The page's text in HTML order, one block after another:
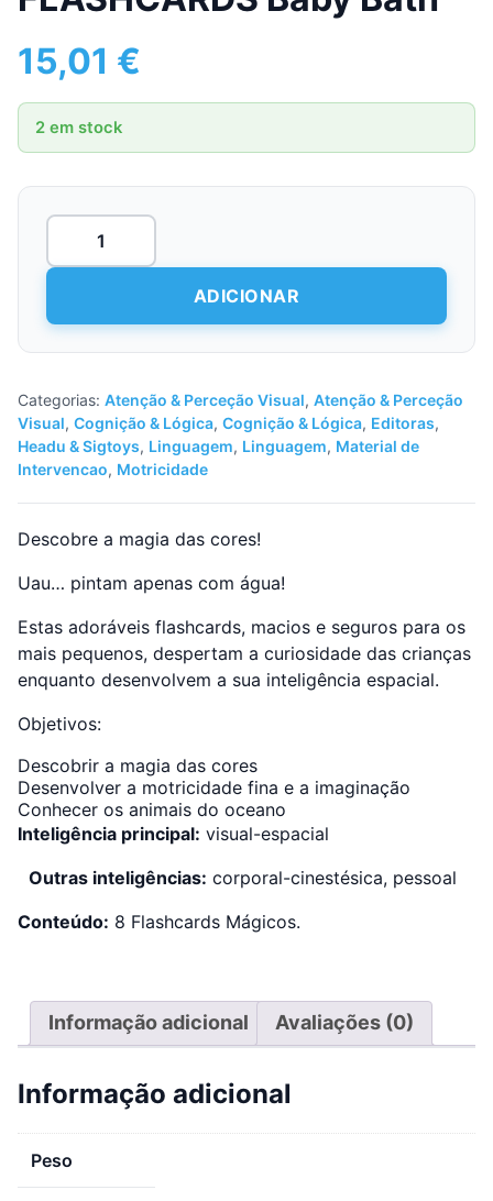
15,01 €
2 em stock
Quantidade
FLASHCARDS
Bath
ADICIONAR
Categorias: Atenção & Perceção Visual, Atenção & Perceção
Visual, Cognição & Lógica, Cognição & Lógica, Editoras,
Headu & Sigtoys, Linguagem, Linguagem, Material de
Intervencao, Motricidade
Descobre a magia das cores!
Uau… pintam apenas com água!
Estas adoráveis flashcards, macios e seguros para os
mais pequenos, despertam a curiosidade das crianças
enquanto desenvolvem a sua inteligência espacial.
Objetivos:
Descobrir a magia das cores
Desenvolver a motricidade fina e a imaginação
Conhecer os animais do oceano
Inteligência principal: visual-espacial
Outras inteligências: corporal-cinestésica, pessoal
Conteúdo: 8 Flashcards Mágicos.
Informação adicional Avaliações (0)
Informação adicional
Peso